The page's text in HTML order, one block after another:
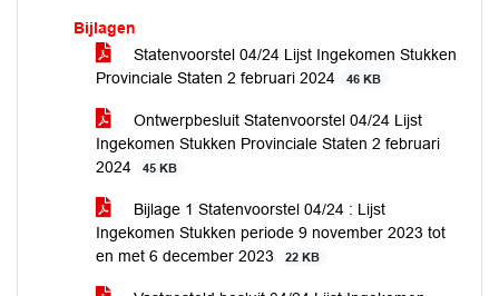
Bijlagen
Statenvoorstel 04/24 Lijst Ingekomen Stukken
Provinciale Staten 2 februari 2024
46 KB
Ontwerpbesluit Statenvoorstel 04/24 Lijst
Ingekomen Stukken Provinciale Staten 2 februari
2024
45 KB
Bijlage 1 Statenvoorstel 04/24 : Lijst
Ingekomen Stukken periode 9 november 2023 tot
en met 6 december 2023
22 KB